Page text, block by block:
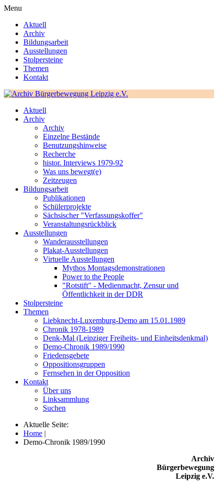
Menu
Aktuell
Archiv
Bildungsarbeit
Ausstellungen
Stolpersteine
Themen
Kontakt
Aktuell
Archiv
Archiv
Einzelne Bestände
Benutzungshinweise
Recherche
histor. Interviews 1979-92
Was uns bewegt(e)
Zeitzeugen
Bildungsarbeit
Publikationen
Schülerprojekte
Sächsischer "Verfassungskoffer"
Veranstaltungsrückblick
Ausstellungen
Wanderausstellungen
Plakat-Ausstellungen
Virtuelle Ausstellungen
Mythos Montagsdemonstrationen
Power to the People
"Rotstift" - Medienmacht, Zensur und
Öffentlichkeit in der DDR
Stolpersteine
Themen
Liebknecht-Luxemburg-Demo am 15.01.1989
Chronik 1978-1989
Denk-Mal (Leipziger Freiheits- und Einheitsdenkmal)
Demo-Chronik 1989/1990
Friedensgebete
Oppositionsgruppen
Fernsehen in der Opposition
Kontakt
Über uns
Linksammlung
Suchen
Aktuelle Seite:
Home |
Demo-Chronik 1989/1990
Archiv
Bürgerbewegung
Leipzig e.V.